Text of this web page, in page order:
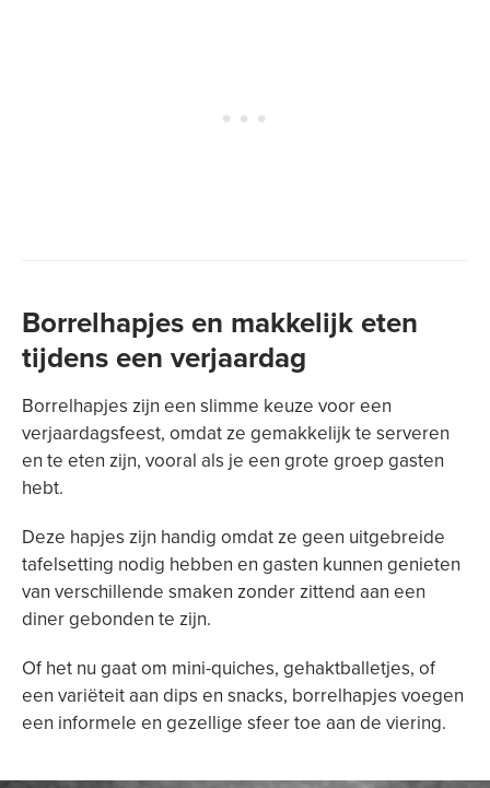
Borrelhapjes en makkelijk eten
tijdens een verjaardag
Borrelhapjes zijn een slimme keuze voor een
verjaardagsfeest, omdat ze gemakkelijk te serveren
en te eten zijn, vooral als je een grote groep gasten
hebt.
Deze hapjes zijn handig omdat ze geen uitgebreide
tafelsetting nodig hebben en gasten kunnen genieten
van verschillende smaken zonder zittend aan een
diner gebonden te zijn.
Of het nu gaat om mini-quiches, gehaktballetjes, of
een variëteit aan dips en snacks, borrelhapjes voegen
een informele en gezellige sfeer toe aan de viering.